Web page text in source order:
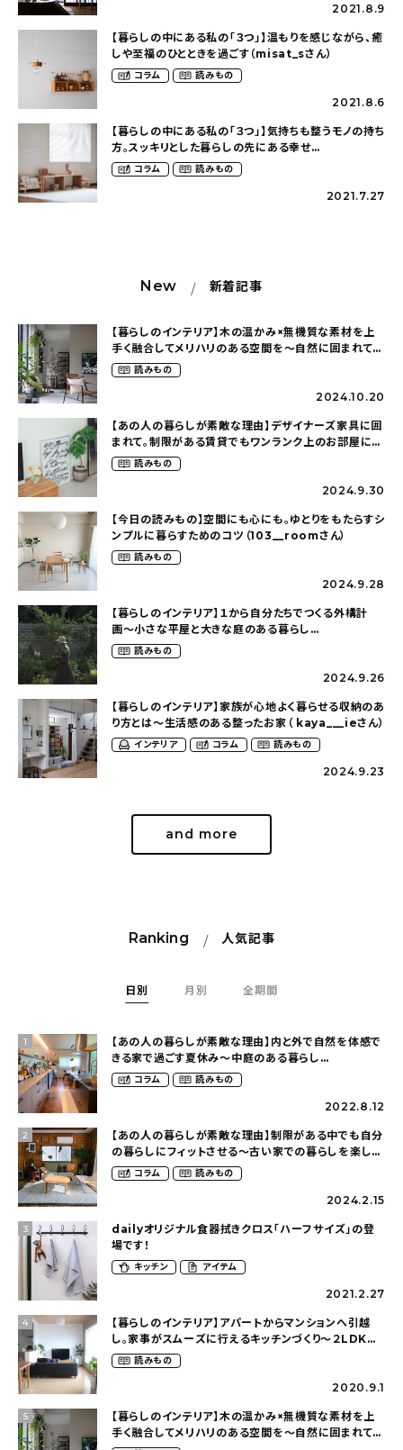
2021.8.9
【暮らしの中にある私の「３つ」】温もりを感じながら、癒
しや至福のひとときを過ごす（misat_sさん）
コラム 読みもの
2021.8.6
【暮らしの中にある私の「３つ」】気持ちも整うモノの持ち
方。スッキリとした暮らしの先にある幸せ
（kozue._.picさん）
コラム 読みもの
2021.7.27
New 新着記事
【暮らしのインテリア】木の温かみ×無機質な素材を上
手く融合してメリハリのある空間を〜自然に囲まれて暮
らす（ki_no_ieさん）
読みもの
2024.10.20
【あの人の暮らしが素敵な理由】デザイナーズ家具に囲
まれて。制限がある賃貸でもワンランク上のお部屋に〜
狭くても好きな暮らしのこと（_____chika708さん）
読みもの
2024.9.30
【今日の読みもの】空間にも心にも。ゆとりをもたらすシ
ンプルに暮らすためのコツ（103__roomさん）
読みもの
2024.9.28
【暮らしのインテリア】１から自分たちでつくる外構計
画〜小さな平屋と大きな庭のある暮らし
（tsumikiniwaさん）
読みもの
2024.9.26
【暮らしのインテリア】家族が心地よく暮らせる収納のあ
り方とは〜生活感のある整ったお家（ kaya___ieさん）
インテリア コラム 読みもの
2024.9.23
and more
Ranking 人気記事
日別 月別 全期間
1
【あの人の暮らしが素敵な理由】内と外で自然を体感で
きる家で過ごす夏休み〜中庭のある暮らし
（yume_2700さん）
コラム 読みもの
2022.8.12
2
【あの人の暮らしが素敵な理由】制限がある中でも自分
の暮らしにフィットさせる〜古い家での暮らしを楽しむ
（idasanchiさん）
コラム 読みもの
2024.2.15
3
dailyオリジナル食器拭きクロス「ハーフサイズ」の登
場です！
キッチン アイテム
2021.2.27
4
【暮らしのインテリア】アパートからマンションへ引越
し。家事がスムーズに行えるキッチンづくり〜２LDKの
賃貸暮らし（mari_ppe_さん）
読みもの
2020.9.1
5
【暮らしのインテリア】木の温かみ×無機質な素材を上
手く融合してメリハリのある空間を〜自然に囲まれて暮